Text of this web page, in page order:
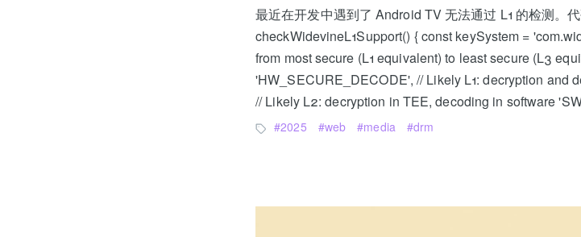
最近在开发中遇到了 Android TV 无法通过 L1 的检测。
checkWidevineL1Support() { const keySystem =
from most secure (L1 equivalent) to least secure (L3
'HW_SECURE_DECODE', // Likely L1: decryption and
// Likely L2: decryption in TEE, decoding in software
2025 web media drm